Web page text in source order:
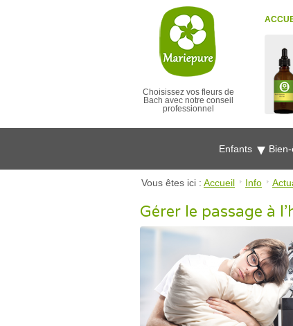
Choisissez vos fleurs de
Bach avec notre conseil
professionnel
Enfants
Vous êtes ici : Accueil Info
Gérer le passage à